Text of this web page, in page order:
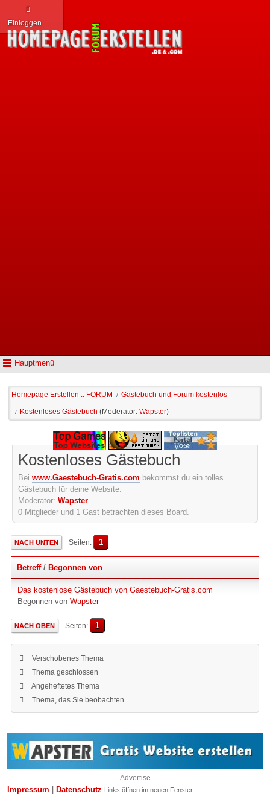
Hauptmenü
Einloggen
Homepage Erstellen :: FORUM / Gästebuch und Forum kostenlos
/ Kostenloses Gästebuch (Moderator: Wapster)
Kostenloses Gästebuch
Bei www.Gaestebuch-Gratis.com bekommst du ein tolles
Gästebuch für deine Website.
Moderator: Wapster.
0 Mitglieder und 1 Gast betrachten dieses Board.
NACH UNTEN Seiten 1
Betreff/ Begonnen von
Das kostenlose Gästebuch von Gaestebuch-Gratis.com
Begonnen von Wapster
NACH OBEN Seiten 1
Verschobenes Thema
Thema geschlossen
Angeheftetes Thema
Thema, das Sie beobachten
Advertise
Impressum Datenschutz Links öffnen im neuen Fenster